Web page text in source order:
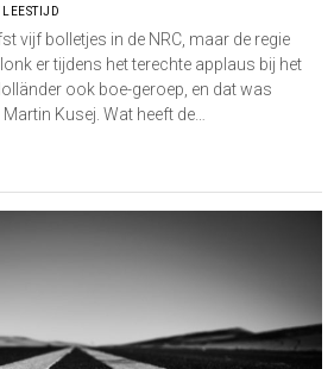
vijf bolletjes in de NRC, maar de regie
er tijdens het terechte applaus bij het
ook boe-geroep, en dat was
Kusej. Wat heeft de…